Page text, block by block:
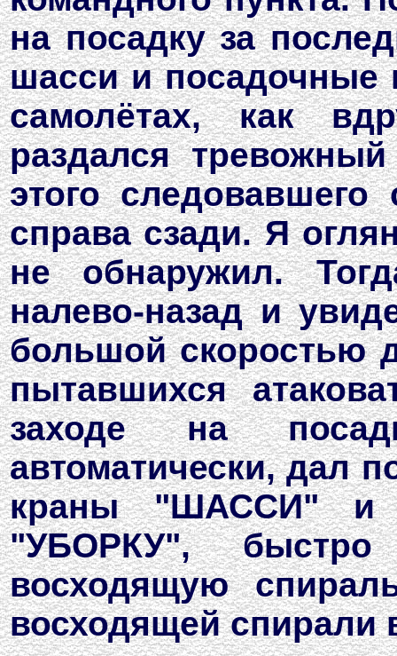
на посадку за
шасси и посадочные
самолётах, как
раздался
этого
справа сзади. Я
не обнаружил.
налево-назад и
большой скоростью
пытавшихся
заходе на
автоматически, дал
краны "ШАССИ"
"УБОРКУ",
восходящую
восходящей спирали